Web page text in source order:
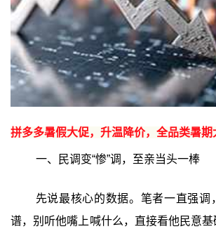
拼多多暑假大促，升温降价，全品类暑
一、民调变“惨”调，至亲当头一棒
先说最核心的数据。笔者一直强调
谱，别听他嘴上喊什么，直接看他民意